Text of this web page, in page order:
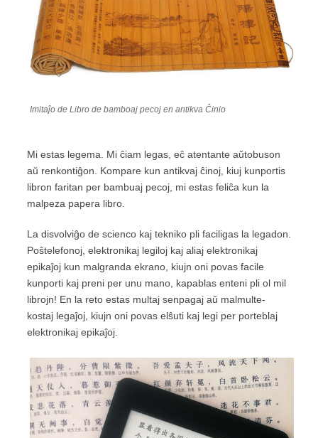
Imitaĵo de Libro de bamboaj pecoj en antikva Ĉinio
Mi estas legema. Mi ĉiam legas, eĉ atentante aŭtobuson
aŭ renkontiĝon. Kompare kun antikvaj ĉinoj, kiuj kunportis
libron faritan per bambuaj pecoj, mi estas feliĉa kun la
malpeza papera libro.
La disvolviĝo de scienco kaj tekniko pli faciligas la legadon.
Poŝtelefonoj, elektronikaj legiloj kaj aliaj elektronikaj
epikaĵoj kun malgranda ekrano, kiujn oni povas facile
kunporti kaj preni per unu mano, kapablas enteni pli ol mil
librojn! En la reto estas multaj senpagaj aŭ malmulte-
kostaj legaĵoj, kiujn oni povas elŝuti kaj legi per porteblaj
elektronikaj epikaĵoj.